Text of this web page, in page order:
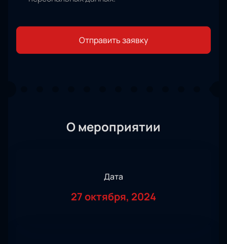
Отправить заявку
О мероприятии
Дата
27 октября, 2024